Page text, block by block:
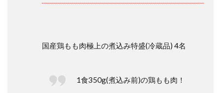
国産鶏もも肉極上の煮込み特盛(冷蔵品) 4名
1食350g(煮込み前)の鶏もも肉！